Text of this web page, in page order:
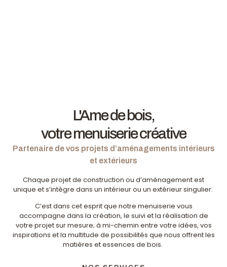
L'Ame de bois,
votre menuiserie créative
Partenaire de vos projets d’aménagements intérieurs
et extérieurs
Chaque projet de construction ou d’aménagement est
unique et s’intègre dans un intérieur ou un extérieur singulier.
C’est dans cet esprit que notre menuiserie vous
accompagne dans la création, le suivi et la réalisation de
votre projet sur mesure; à mi-chemin entre votre idées, vos
inspirations et la multitude de possibilités que nous offrent les
matières et essences de bois.